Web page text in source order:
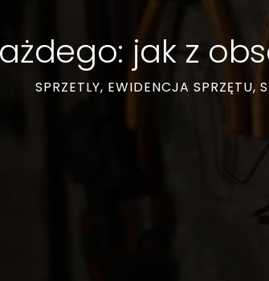
jak z
SPRZETLY, EWIDENCJA SPRZĘTU,